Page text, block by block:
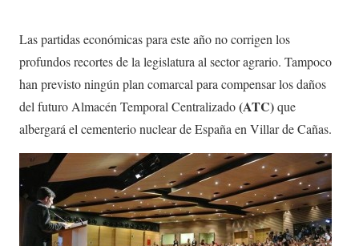
Las partidas económicas para este año no corrigen los
profundos recortes de la legislatura al sector agrario. Tampoco
han previsto ningún plan comarcal para compensar los daños
del futuro Almacén Temporal Centralizado(ATC)que
albergará el cementerio nuclear de España en Villar de Cañas.